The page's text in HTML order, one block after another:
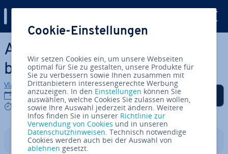
Zum Haupt­in­halt springen
Auf der Suche nach dem
besten Browser
Vladimir Simovic
13.05.2020
9 mins
Auf Facebook teilen
Auf Twitter teilen
Auf LinkedIn teilen
Als be­vor­zug­te Quelle
auf Google hin­zu­fü­gen
In­halts­ver­zeich­nis
Cookie-Einstellungen
Wir setzen Cookies ein, um unsere Webseiten
optimal für Sie zu gestalten, unsere Produkte für
Sie zu verbessern sowie Ihnen zusammen mit
Drittanbietern interessengerechte Werbung
anzuzeigen. In den Einstellungen können Sie
auswählen, welche Cookies Sie zulassen wollen,
sowie Ihre Auswahl jederzeit ändern. Weitere
Infos finden Sie in unserer Richtlinie zur
Verwendung von Cookies und in unseren
Datenschutzhinweisen. Technisch notwendige
Cookies werden auch bei der Auswahl von
ablehnen gesetzt.